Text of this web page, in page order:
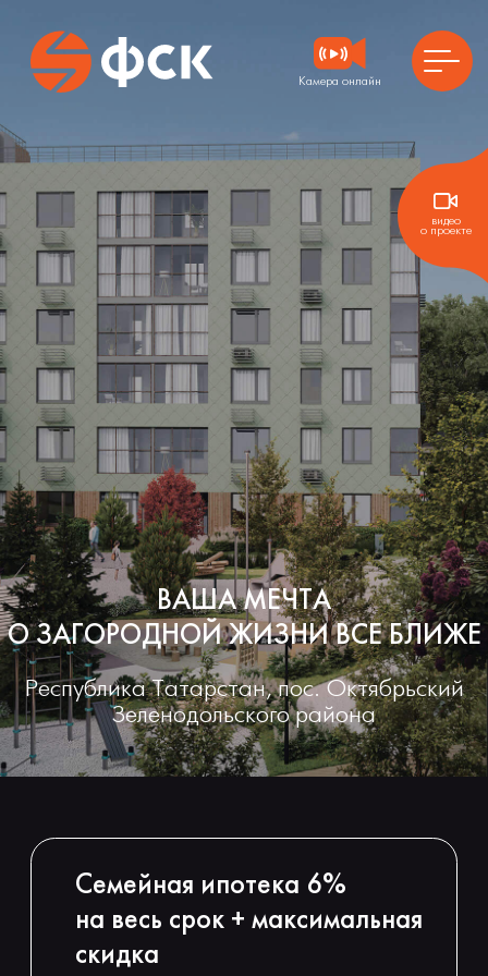
ГЛАВНАЯ
О ПРОЕКТЕ
ГЕНЕРАЛЬНЫЙ ПЛАН
РАСПОЛОЖЕНИЕ
ВЫБРАТЬ КВАРТИРУ
КОММЕРЧЕСКИЕ ПОМЕЩЕНИЯ
КЛАДОВЫЕ
АКЦИИ
ИПОТЕКА
ГАЛЕРЕЯ
КАМЕРА ОНЛАЙН
ХОД СТРОИТЕЛЬСТВА
НОВОСТИ
КОМАНДА ПРОЕКТА
КОНТАКТЫ
ПРЕЗЕНТАЦИЯ ГОТОВЫХ КОРПУСОВ
Камера онлайн
видео
о проекте
СЕМЕЙНАЯ ИПОТЕКА 3,5%
на пер
Семейная ипотека 6%
на весь срок + максимальная
скидка